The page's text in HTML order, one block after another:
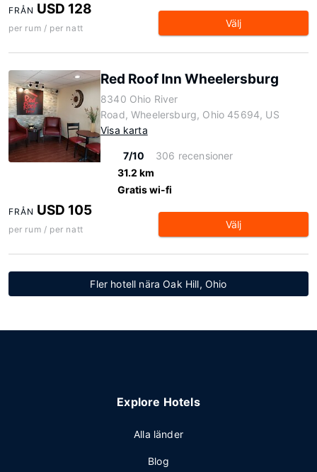
FRÅN USD 128
per rum / per natt Välj
Red Roof Inn Wheelersburg
8340 Ohio River
Road, Wheelersburg, Ohio 45694, US
Visa karta
7/10
306 recensioner
31.2 km
Gratis wi-fi
FRÅN USD 105
per rum / per natt Välj
Fler hotell nära Oak Hill, Ohio
Explore Hotels
Alla länder
Blog